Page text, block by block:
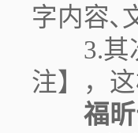
字内容､
3.其次
注】，
福